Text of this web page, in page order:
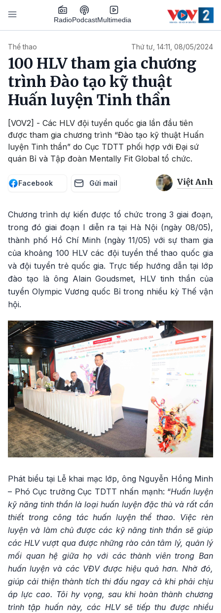
Nhảy đến nội dung
RadioPodcastMultimedia
Thể thao Thứ tư, 14:11, 08/05/2024
100 HLV tham gia chương
trình Đào tạo kỹ thuật
Huấn luyện Tinh thần
[VOV2] - Các HLV đội tuyển quốc gia lần đầu tiên
được tham gia chương trình “Đào tạo kỹ thuật Huấn
luyện Tinh thần” do Cục TDTT phối hợp với Đại sứ
quán Bỉ và Tập đoàn Mentally Fit Global tổ chức.
Facebook Gửi mail Việt Anh
Chương trình dự kiến được tổ chức trong 3 giai đoạn,
trong đó giai đoạn I diễn ra tại Hà Nội (ngày 08/05),
thành phố Hồ Chí Minh (ngày 11/05) với sự tham gia
của khoảng 100 HLV các đội tuyển thể thao quốc gia
và đội tuyển trẻ quốc gia. Trực tiếp hướng dẫn tại lớp
đào tạo là ông Alain Goudsmet, HLV tinh thần của
tuyển Olympic Vương quốc Bỉ trong nhiều kỳ Thế vận
hội.
Phát biểu tại Lễ khai mạc lớp, ông Nguyễn Hồng Minh
– Phó Cục trưởng Cục TDTT nhấn mạnh: “Huấn luyện
kỹ năng tinh thần là loại huấn luyện đặc thù và rất cần
thiết trong công tác huấn luyện thể thao. Việc rèn
luyện và làm chủ được các kỹ năng tinh thần sẽ giúp
các HLV vượt qua được những rào cản tâm lý, quản lý
mối quan hệ giữa họ với các thành viên trong Ban
huấn luyện và các VĐV được hiệu quả hơn. Nhờ đó,
giúp cải thiện thành tích thi đấu ngay cả khi phải chịu
áp lực cao. Tôi hy vọng, sau khi hoàn thành chương
trình tập huấn này, các HLV sẽ tiếp thu được nhiều